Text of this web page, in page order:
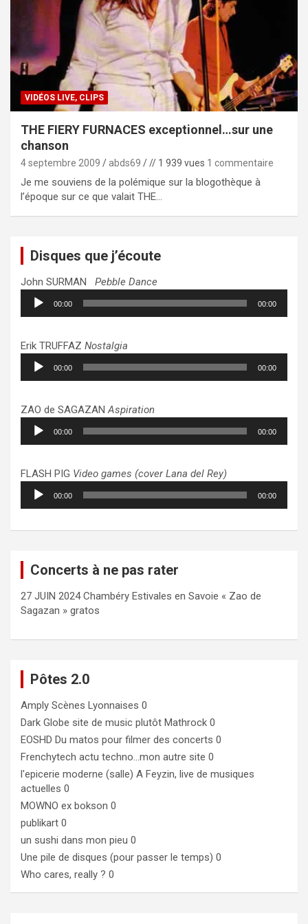
VIDÉOS LIVE, CLIPS
THE FIERY FURNACES exceptionnel…sur une
chanson
4 septembre 2009 abds69 // 1 939 vues 1 commentaire
Je me souviens de la polémique sur la blogothèque à
l’époque sur ce que valait THE…
Disques que j’écoute
John SURMAN Pebble Dance
Lecteur
audio
00:00 00:00
Erik TRUFFAZ Nostalgia
Lecteur
audio
00:00 00:00
ZAO de SAGAZANAspiration
Lecteur
audio
00:00 00:00
FLASH PIG Video games (cover Lana del Rey)
Lecteur
audio
00:00 00:00
Concerts à ne pas rater
27 JUIN 2024 Chambéry Estivales en Savoie « Zao de
Sagazan » gratos
Pôtes 2.0
Amply Scènes Lyonnaises 0
Dark Globe site de music plutôt Mathrock 0
EOSHD Du matos pour filmer des concerts 0
Frenchytech actu techno…mon autre site 0
l'epicerie moderne (salle) A Feyzin, live de musiques
actuelles 0
MOWNO ex bokson 0
publikart 0
un sushi dans mon pieu 0
Une pile de disques (pour passer le temps) 0
Who cares, really ? 0